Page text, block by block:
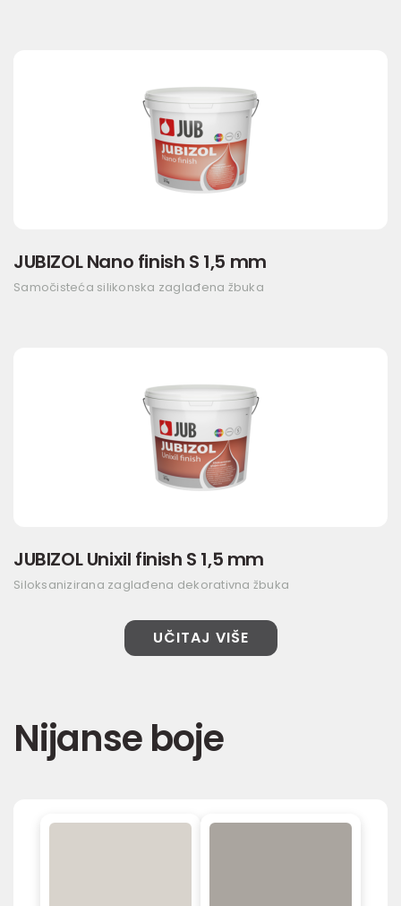
JUBIZOL Nano finish S 1,5 mm
Samočisteća silikonska zaglađena žbuka
JUBIZOL Unixil finish S 1,5 mm
Siloksanizirana zaglađena dekorativna žbuka
UČITAJ VIŠE
Nijanse boje